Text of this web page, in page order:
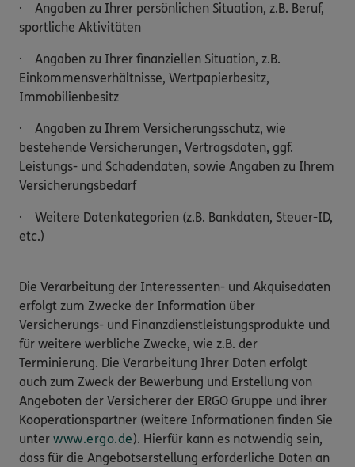
· Angaben zu Ihrer persönlichen Situation, z.B. Beruf,
sportliche Aktivitäten
· Angaben zu Ihrer finanziellen Situation, z.B.
Einkommensverhältnisse, Wertpapierbesitz,
Immobilienbesitz
· Angaben zu Ihrem Versicherungsschutz, wie
bestehende Versicherungen, Vertragsdaten, ggf.
Leistungs- und Schadendaten, sowie Angaben zu Ihrem
Versicherungsbedarf
· Weitere Datenkategorien (z.B. Bankdaten, Steuer-ID,
etc.)
Die Verarbeitung der Interessenten- und Akquisedaten
erfolgt zum Zwecke der Information über
Versicherungs- und Finanzdienstleistungsprodukte und
für weitere werbliche Zwecke, wie z.B. der
Terminierung. Die Verarbeitung Ihrer Daten erfolgt
auch zum Zweck der Bewerbung und Erstellung von
Angeboten der Versicherer der ERGO Gruppe und ihrer
Kooperationspartner (weitere Informationen finden Sie
unter www.ergo.de). Hierfür kann es notwendig sein,
dass für die Angebotserstellung erforderliche Daten an